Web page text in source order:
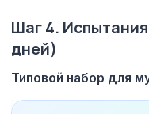
Шаг 4.
дней)
Типовой набор для